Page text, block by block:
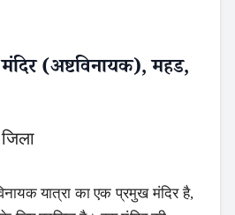
(अष्टविनायक), महड,
यात्रा का एक प्रमुख मंदिर है,